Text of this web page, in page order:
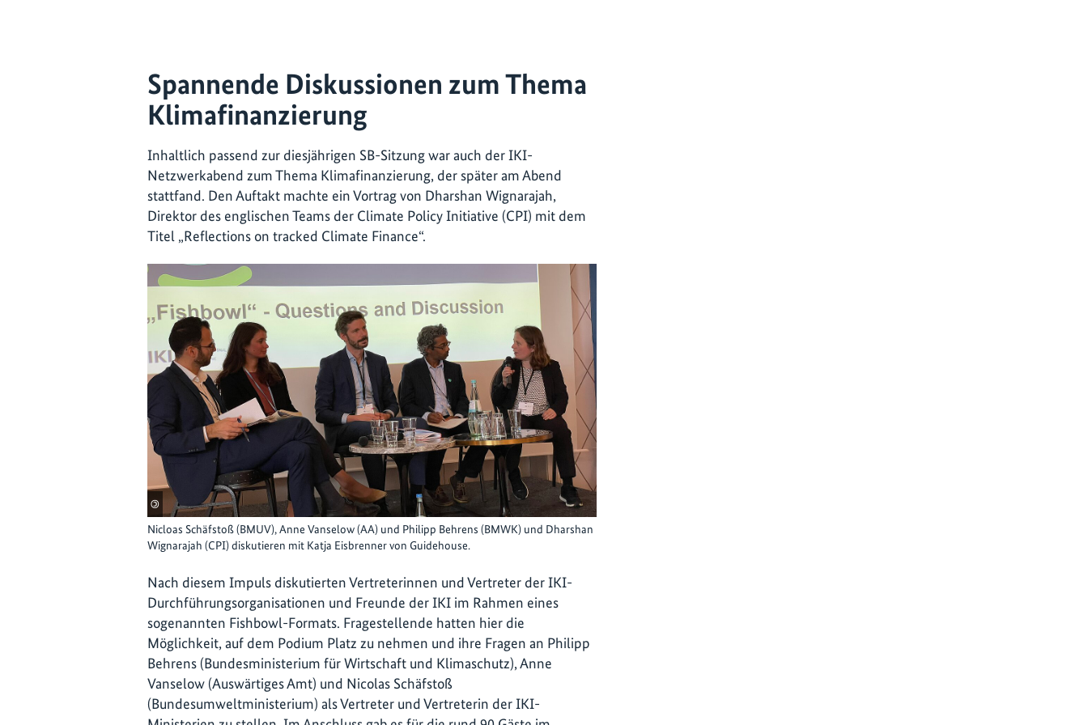
Spannende Diskussionen zum Thema
Klimafinanzierung
©
Nicloas Schäfstoß (BMUV), Anne Vanselow (AA) und Philipp Behrens (BMWK) und Dharshan
Wignarajah (CPI) diskutieren mit Katja Eisbrenner von Guidehouse.
Inhaltlich passend zur diesjährigen SB-Sitzung war auch der IKI-
Netzwerkabend zum Thema Klimafinanzierung, der später am Abend
stattfand. Den Auftakt machte ein Vortrag von Dharshan Wignarajah,
Direktor des englischen Teams der Climate Policy Initiative (CPI) mit dem
Titel „Reflections on tracked Climate Finance“.
Nach diesem Impuls diskutierten Vertreterinnen und Vertreter der IKI-
Durchführungsorganisationen und Freunde der IKI im Rahmen eines
sogenannten Fishbowl-Formats. Fragestellende hatten hier die
Möglichkeit, auf dem Podium Platz zu nehmen und ihre Fragen an Philipp
Behrens (Bundesministerium für Wirtschaft und Klimaschutz), Anne
Vanselow (Auswärtiges Amt) und Nicolas Schäfstoß
(Bundesumweltministerium) als Vertreter und Vertreterin der IKI-